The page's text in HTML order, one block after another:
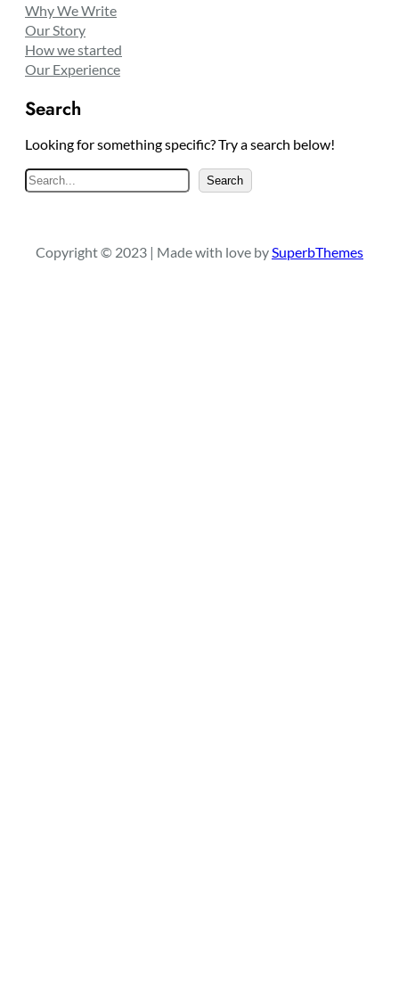
Why We Write
Our Story
How we started
Our Experience
Search
Looking for something specific? Try a search below!
S
e
c
Search
Copyright © 2023 | Made with love bySuperbThemes